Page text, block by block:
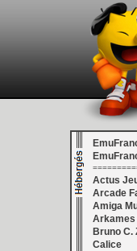
Actus
Arcade
Amiga
Arkames
Bruno C.
Calice